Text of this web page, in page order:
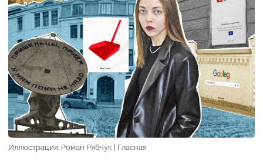
Иллюстрация: Роман Рябчук | Гласная